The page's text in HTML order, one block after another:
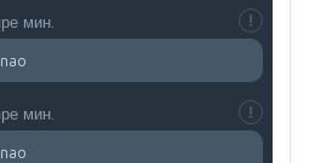
мин.
мин.